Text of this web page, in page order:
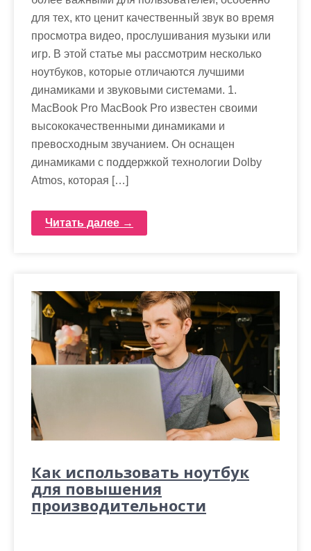
для тех, кто ценит качественный звук во время
просмотра видео, прослушивания музыки или
игр. В этой статье мы рассмотрим несколько
ноутбуков, которые отличаются лучшими
динамиками и звуковыми системами. 1.
MacBook Pro MacBook Pro известен своими
высококачественными динамиками и
превосходным звучанием. Он оснащен
динамиками с поддержкой технологии Dolby
Atmos, которая […]
Читать далее →
Как использовать ноутбук
для повышения
производительности